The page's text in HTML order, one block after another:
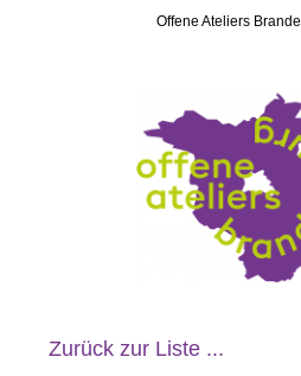
Offene Ateliers
Zurück zur Liste ...